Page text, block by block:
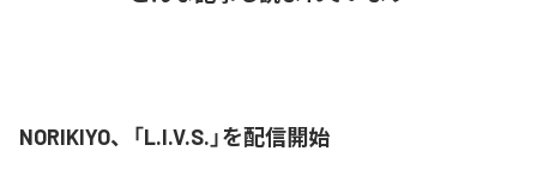
NORIKIYO、「L.I.V.S.」を配信開始